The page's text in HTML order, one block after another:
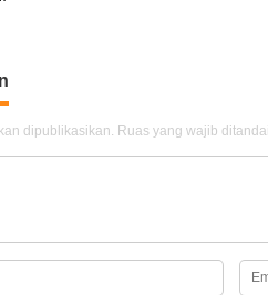
dipublikasikan. Ruas yang wajib ditandai